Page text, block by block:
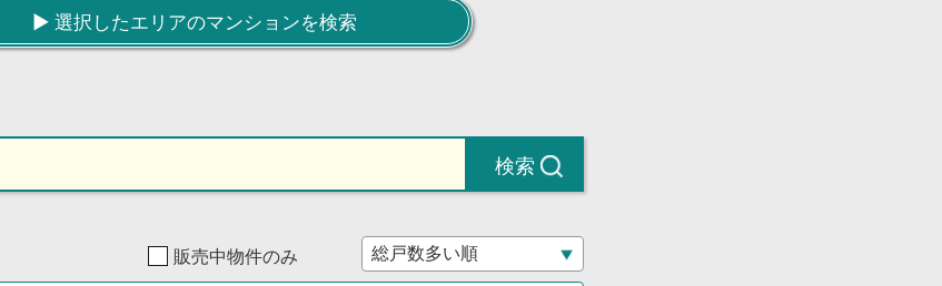
▶︎ 選択したエリアのマンションを検索
検索
販売中物件のみ